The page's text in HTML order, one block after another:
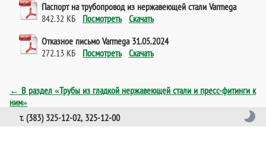
Паспорт на трубопровод из нержавеющей стали Varmega
842.32 КБ Посмотреть Скачать
Отказное письмо Varmega 31.05.2024
272.13 КБ Посмотреть Скачать
← В раздел «Трубы из гладкой нержавеющей стали и пресс-фитинги к
ним»
т. (383) 325-12-02, 325-12-00